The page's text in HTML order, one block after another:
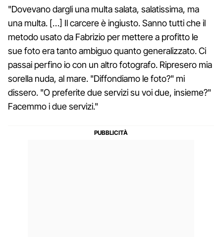
"Dovevano dargli una multa salata, salatissima, ma
una multa. […] Il carcere è ingiusto. Sanno tutti che il
metodo usato da Fabrizio per mettere a profitto le
sue foto era tanto ambiguo quanto generalizzato. Ci
passai perfino io con un altro fotografo. Ripresero mia
sorella nuda, al mare. "Diffondiamo le foto?" mi
dissero. "O preferite due servizi su voi due, insieme?"
Facemmo i due servizi."